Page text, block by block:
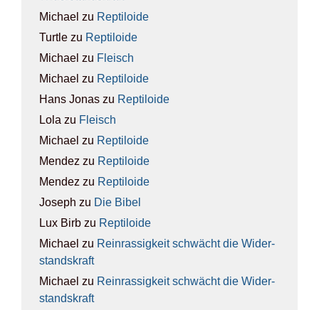
Michael zu Rep­ti­lo­ide
Turtle zu Rep­ti­lo­ide
Michael zu Fleisch
Michael zu Rep­ti­lo­ide
Hans Jonas zu Rep­ti­lo­ide
Lola zu Fleisch
Michael zu Rep­ti­lo­ide
Mendez zu Rep­ti­lo­ide
Mendez zu Rep­ti­lo­ide
Joseph zu Die Bibel
Lux Birb zu Rep­ti­lo­ide
Michael zu Rein­ras­sig­keit schwächt die Wider­
stands­kraft
Michael zu Rein­ras­sig­keit schwächt die Wider­
stands­kraft